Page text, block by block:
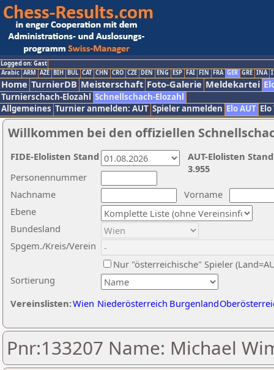
Logged on: Gast
Arabic ARM AZE BIH BUL CAT CHN CRO CZE DEN ENG ESP FAI FIN FRA GER GRE INA
Home TurnierDB Meisterschaft Foto-Galerie Meldekartei
Turnierschach-Elozahl Schnellschach-Elozahl
Allgemeines Turnier anmelden: AUT Spieler anmelden Elo AUT
Willkommen bei den offiziellen
Nachname
Vorname
Ebene
Sortierung
Personennummer
Bundesland
Spgem./Kreis/Verein
Nur "österreichische" Spieler
Vereinslisten:Wien Niederösterreich Burgenland
AUT-Elolisten
3.955
FIDE-Elolisten Stand
Pnr:133207 Name: Michael